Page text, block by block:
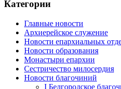
Категории
Главные новости
Архиерейское служение
Новости епархиальных
Новости образования
Монастыри епархии
Сестричество милосердия
Новости благочиний
I Белгородское